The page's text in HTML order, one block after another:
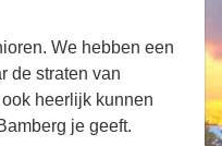
We hebben een
de straten van
heerlijk kunnen
je geeft.